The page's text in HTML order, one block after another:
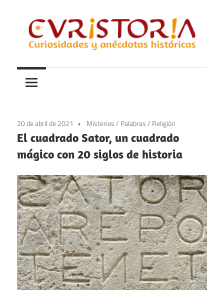
contenido
Curistoria
y
anécdotas
historia
20 de abril de 2021 Misterios/ Palabras/ Religión
El cuadrado Sator, un cuadrado
mágico con 20 siglos de historia